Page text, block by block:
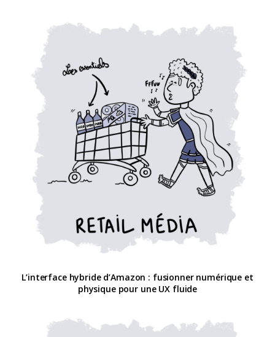
L’interface hybride d’Amazon : fusionner numérique et
physique pour une UX fluide